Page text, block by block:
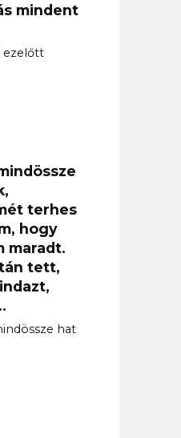
mindent
ezelőtt
terhes
hogy
maradt.
tett,
hat